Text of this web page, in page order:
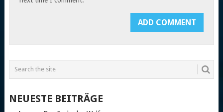
NEUESTE BEITRÄGE